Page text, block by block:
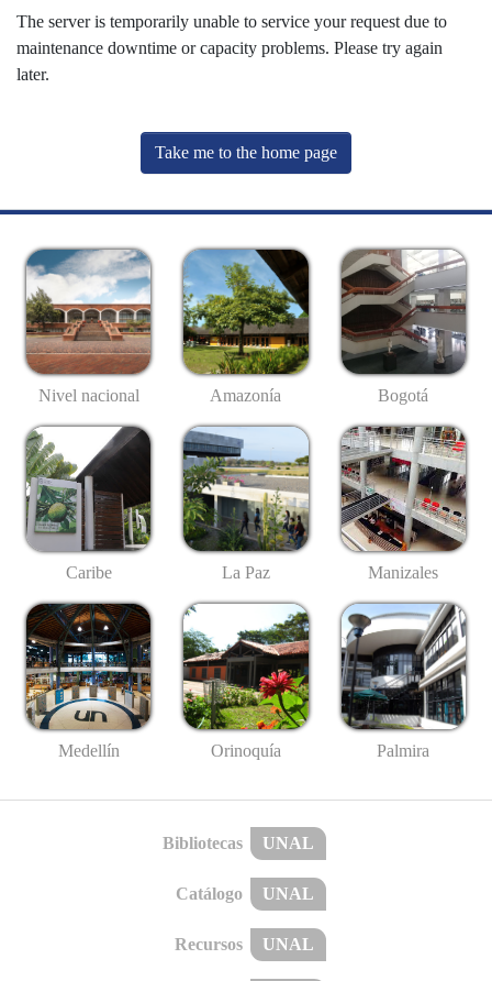
The server is temporarily unable to service your request due to
maintenance downtime or capacity problems. Please try again
later.
Take me to the home page
Nivel nacional Amazonía Bogotá
Caribe La Paz Manizales
Medellín Orinoquía Palmira
Bibliotecas UNAL
Catálogo UNAL
Recursos UNAL